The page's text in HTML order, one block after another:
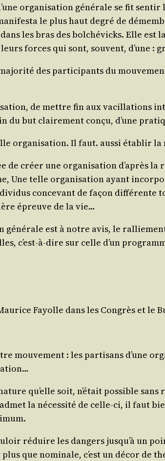
orga­ni­sa­tion géné­rale se fit
le plus haut degré de
les bras des bol­ché­vicks. Elle est
forces qui sont, sou­vent, d’une :
des par­ti­ci­pants du
de mettre fin aux vacilla­tions
but clai­re­ment conçu, d’une
orga­ni­sa­tion. Il faut. aus­si éta­blir
créer une orga­ni­sa­tion d’a­près la
Une telle orga­ni­sa­tion ayant
conce­vant de façon
épreuve de la vie…
est à notre avis, le
c’est-à-dire sur celle d’un
Fayolle dans les Congrès et le
mou­ve­ment : les par­ti­sans d’une
qu’elle soit, n’é­tait pos­sible
la néces­si­té de celle-ci, il faut
réduire les dan­gers jus­qu’à un
que nomi­nale, c’est un décor de